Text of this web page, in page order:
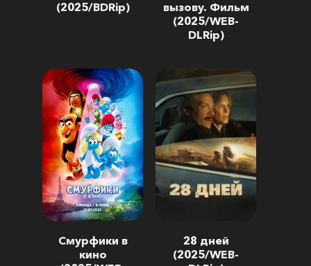
(2025/BDRip)
вызову. Фильм
(2025/WEB-
DLRip)
Смурфики в
кино
28 дней
(2025/WEB-